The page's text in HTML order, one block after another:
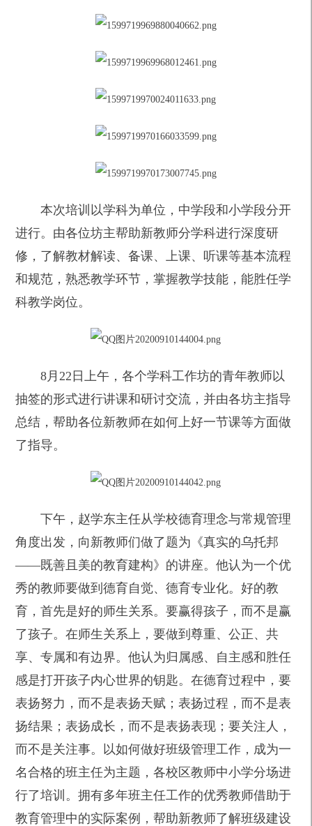
本次培训以学科为单位，中学段和小学段分开
进行。由各位坊主帮助新教师分学科进行深度研
修，了解教材解读、备课、上课、听课等基本流程
和规范，熟悉教学环节，掌握教学技能，能胜任学
科教学岗位。
8 月22日上午，各个学科工作坊的青年教师以
抽签的形式进行讲课和研讨交流，并由各坊主指导
总结，帮助各位新教师在如何上好一节课等方面做
了指导。
下午，赵学东主任从学校德育理念与常规管理
角度出发，向新教师们做了题为《真实的乌托邦
——既善且美的教育建构》的讲座。他认为一个优
秀的教师要做到德育自觉、德育专业化。好的教
育，首先是好的师生关系。要赢得孩子，而不是赢
了孩子。在师生关系上，要做到尊重、公正、共
享、专属和有边界。他认为归属感、自主感和胜任
感是打开孩子内心世界的钥匙。在德育过程中，要
表扬努力，而不是表扬天赋；表扬过程，而不是表
扬结果；表扬成长，而不是表扬表现；要关注人，
而不是关注事。以如何做好班级管理工作，成为一
名合格的班主任为主题，各校区教师中小学分场进
行了培训。拥有多年班主任工作的优秀教师借助于
教育管理中的实际案例，帮助新教师了解班级建设